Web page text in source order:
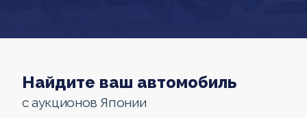
Найдите ваш автомобиль
с аукционов Японии